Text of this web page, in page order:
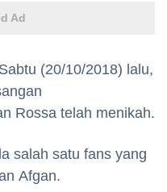
Ad
(20/10/2018) lalu,
Rossa telah menikah.
salah satu fans yang
Afgan.